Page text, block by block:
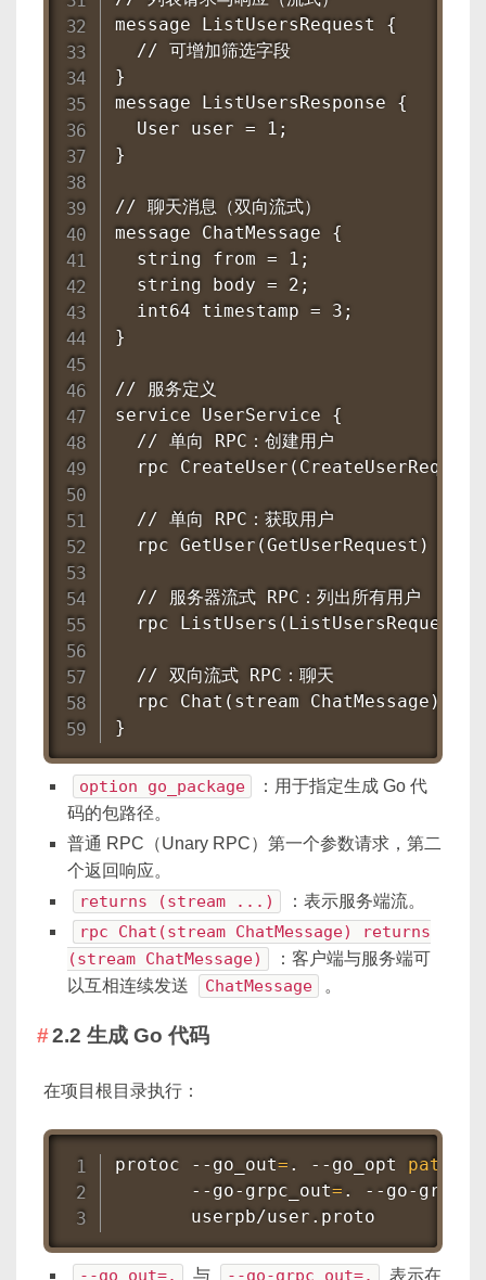
message ListUsersRequest {
  // 可增加筛选字段
}
message ListUsersResponse {
  User user = 1;
}
// 聊天消息（双向流式）
message ChatMessage {
  string from = 1;
  string body = 2;
  int64 timestamp = 3;
}
// 服务定义
service UserService {
  // 单向 RPC：创建用户
rpc
  // 单向 RPC：获取用户
rpc GetUser(GetUserRequest)
  // 服务器流式 RPC：列出所有用户
rpc ListUsers(ListUsersRequest)
  // 双向流式 RPC：聊天
rpc Chat(stream ChatMessage)
}
option go_package
：用于指定生成 Go 代
码的包路径。
普通 RPC（Unary RPC）第一个参数请求，第二
个返回响应。
returns (stream ...) ：表示服务端流。
rpc Chat(stream ChatMessage) returns
(stream ChatMessage)
：客户端与服务端可
以互相连续发送
ChatMessage 。
2.2 生成 Go 代码
在项目根目录执行：
protoc --go_out= . --go_opt paths
       --go-grpc_out
= . --go-
       userpb/user.proto
--go_out=. 与 --go-grpc_out=.
表示在